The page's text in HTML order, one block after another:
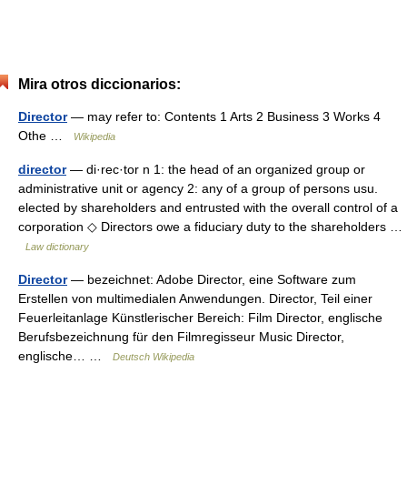
Mira otros diccionarios:
Director— may refer to: Contents 1 Arts 2 Business 3 Works 4
Othe …
Wikipedia
director— di·rec·tor n 1: the head of an organized group or
administrative unit or agency 2: any of a group of persons usu.
elected by shareholders and entrusted with the overall control of a
corporation ◇ Directors owe a fiduciary duty to the shareholders …
Law dictionary
Director— bezeichnet: Adobe Director, eine Software zum
Erstellen von multimedialen Anwendungen. Director, Teil einer
Feuerleitanlage Künstlerischer Bereich: Film Director, englische
Berufsbezeichnung für den Filmregisseur Music Director,
englische… …
Deutsch Wikipedia